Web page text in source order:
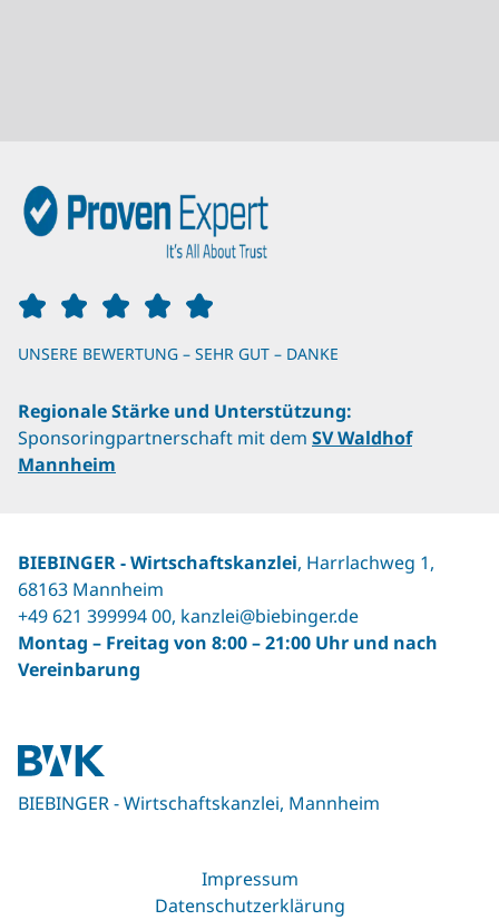
UNSERE BEWERTUNG – SEHR GUT – DANKE
Regionale Stärke und Unterstützung:
Sponsoringpartnerschaft mit dem SV Waldhof
Mannheim
BIEBINGER ‐ Wirtschaftskanzlei, Harrlachweg 1,
68163 Mannheim
+49 621 399994 00, kanzlei@biebinger.de
Montag – Freitag von 8:00 – 21:00 Uhr und nach
Vereinbarung
BIEBINGER - Wirtschaftskanzlei, Mannheim
Impressum
Datenschutzerklärung